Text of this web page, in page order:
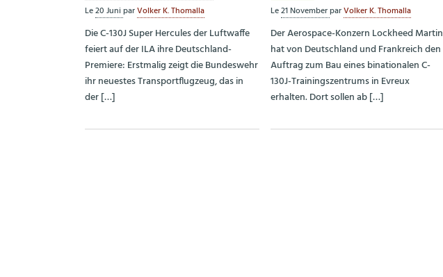
Le20 Juni parVolker K. Thomalla
Die C-130J Super Hercules der Luftwaffe
feiert auf der ILA ihre Deutschland-
Premiere: Erstmalig zeigt die Bundeswehr
ihr neuestes Transportflugzeug, das in
der […]
Le21 NovemberparVolker K. Thomalla
Der Aerospace-Konzern Lockheed Martin
hat von Deutschland und Frankreich den
Auftrag zum Bau eines binationalen C-
130J-Trainingszentrums in Evreux
erhalten. Dort sollen ab […]